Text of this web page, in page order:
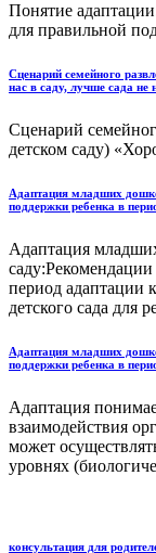
Понятие
для правильной
Сценарий семейного
нас в саду, лучше сада не
Сценарий
детском саду)
Адаптация младших
поддержки ребенка в
Адаптация
период
детского сада для
Адаптация младших
поддержки ребенка в
Адаптация
взаимодействия
может
уровнях
консультация для